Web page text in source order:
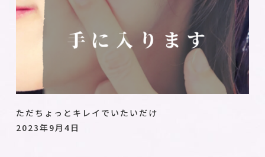
ただちょっとキレイでいたいだけ
2023年9月4日